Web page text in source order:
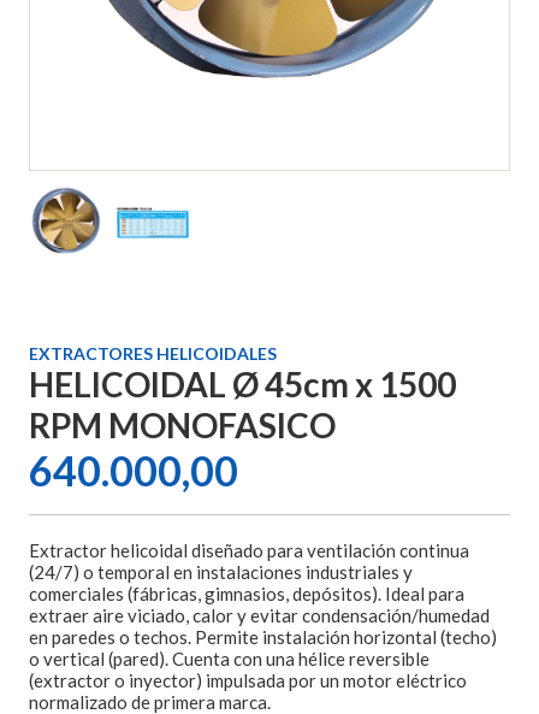
EXTRACTORES HELICOIDALES
HELICOIDAL Ø 45cm x 1500
RPM MONOFASICO
640.000,00
Extractor helicoidal diseñado para ventilación continua
(24/7) o temporal en instalaciones industriales y
comerciales (fábricas, gimnasios, depósitos). Ideal para
extraer aire viciado, calor y evitar condensación/humedad
en paredes o techos. Permite instalación horizontal (techo)
o vertical (pared). Cuenta con una hélice reversible
(extractor o inyector) impulsada por un motor eléctrico
normalizado de primera marca.